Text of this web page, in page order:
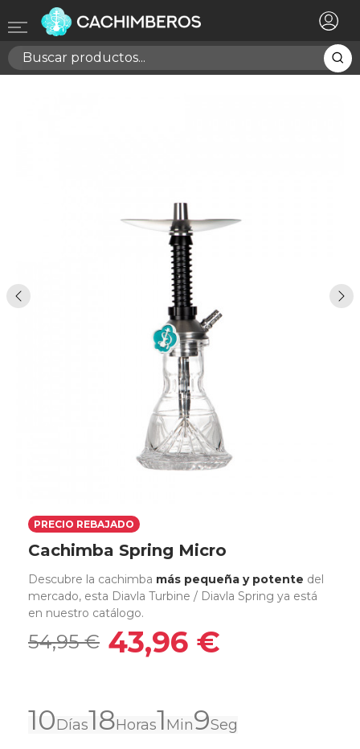
PRECIO REBAJADO
Cachimba Spring Micro
Descubre la cachimba más pequeña y potente del
mercado, esta Diavla Turbine / Diavla Spring ya está
en nuestro catálogo.
54,95 € 43,96 €
10Días18Horas1Min9Seg
Registrarse ×
Necesitas hacer login para guardar productos en tu